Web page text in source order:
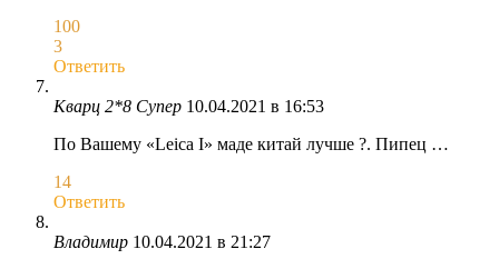
100
3
Ответить
Кварц 2*8 Супер 10.04.2021 в 16:53
По Вашему «Leica I» маде китай лучше ?. Пипец …
14
Ответить
Владимир 10.04.2021 в 21:27